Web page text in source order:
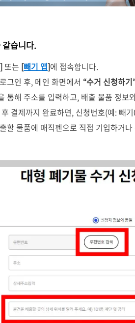
습니다.
] 또는 [빼기 앱]에 접속합니다.
그인 후, 메인 화면에서 “수거 신청하기
통해 주소를 입력하고, 배출 물품 정보
결제까지 완료하면, 신청번호(예: 빼
할 물품에 매직펜으로 직접 기입하거